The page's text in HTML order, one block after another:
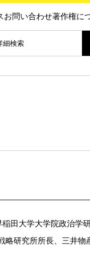
お問い合わせ著作権に
細検索
田大学大学院政治学
研究所所長、三井物